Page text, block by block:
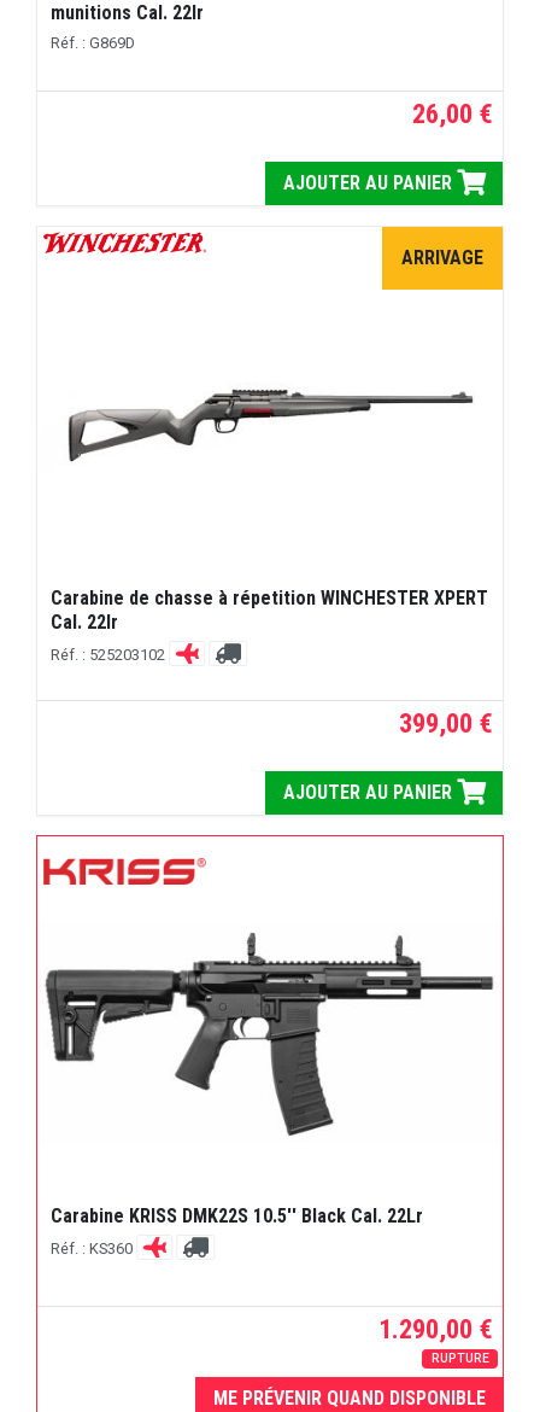
munitions Cal. 22lr
Réf. : G869D
26,00 €
AJOUTER AU PANIER
ARRIVAGE
Carabine de chasse à répetition WINCHESTER XPERT
Cal. 22lr
Réf. : 525203102
399,00 €
AJOUTER AU PANIER
Carabine KRISS DMK22S 10.5'' Black Cal. 22Lr
Réf. : KS360
1.290,00 €
RUPTURE
ME PRÉVENIR QUAND DISPONIBLE